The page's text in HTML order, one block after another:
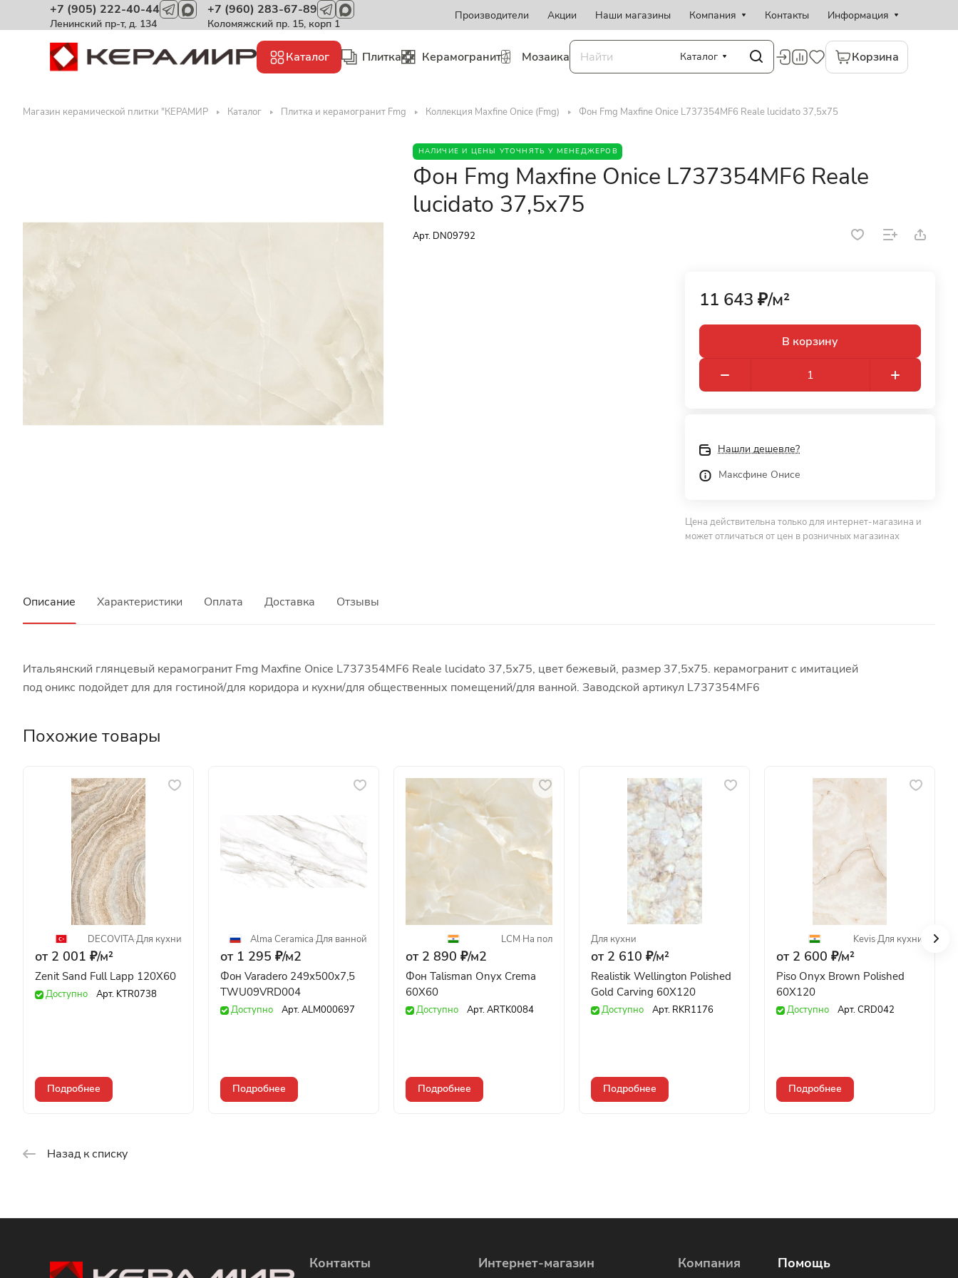
+7 (905) 222-40-44
Ленинский пр-т, д. 134
+7 (960) 283-67-89
Коломяжский пр. 15, корп 1
Производители Акции Наши магазины Компания Контакты Информация
Каталог Плитка Керамогранит Мозаика Каталог Корзина
Магазин керамической плитки "КЕРАМИР Каталог Плитка и керамогранит Fmg Коллекция Maxfine Onice (Fmg) Фон Fmg Maxfine Onice L737354MF6 Reale lucidato 37,5x75
НАЛИЧИЕ И ЦЕНЫ УТОЧНЯТЬ У МЕНЕДЖЕРОВ
Фон Fmg Maxfine Onice L737354MF6 Reale
lucidato 37,5x75
Арт. DN09792
11 643 ₽/м²
В корзину
Нашли дешевле?
Максфине Онисе
Цена действительна только для интернет-магазина и
может отличаться от цен в розничных магазинах
Описание Характеристики Оплата Доставка Отзывы
Итальянский глянцевый керамогранит Fmg Maxfine Onice L737354MF6 Reale lucidato 37,5x75, цвет бежевый, размер 37,5x75. керамогранит с имитацией
под оникс подойдет для для гостиной/для коридора и кухни/для общественных помещений/для ванной. Заводской артикул L737354MF6
Похожие товары
DECOVITA·Для кухни
от 2 001 ₽/м²
Zenit Sand Full Lapp 120X60
Доступно Арт. KTR0738
Подробнее
Alma Ceramica·Для ванной
от 1 295 ₽/м2
Фон Varadero 249x500x7,5
TWU09VRD004
Доступно Арт.ALM000697
Подробнее
LCM·На пол
от 2 890 ₽/м2
Фон Talisman Onyx Crema
60X60
Доступно Арт.ARTK0084
Подробнее
Для кухни
от 2 610 ₽/м²
Realistik Wellington Polished
Gold Carving 60X120
Доступно Арт. RKR1176
Подробнее
Kevis·Для кухни
от 2 600 ₽/м²
Piso Onyx Brown Polished
60X120
Доступно Арт.CRD042
Подробнее
Назад к списку
Контакты
Интернет-магазин
Компания
Помощь